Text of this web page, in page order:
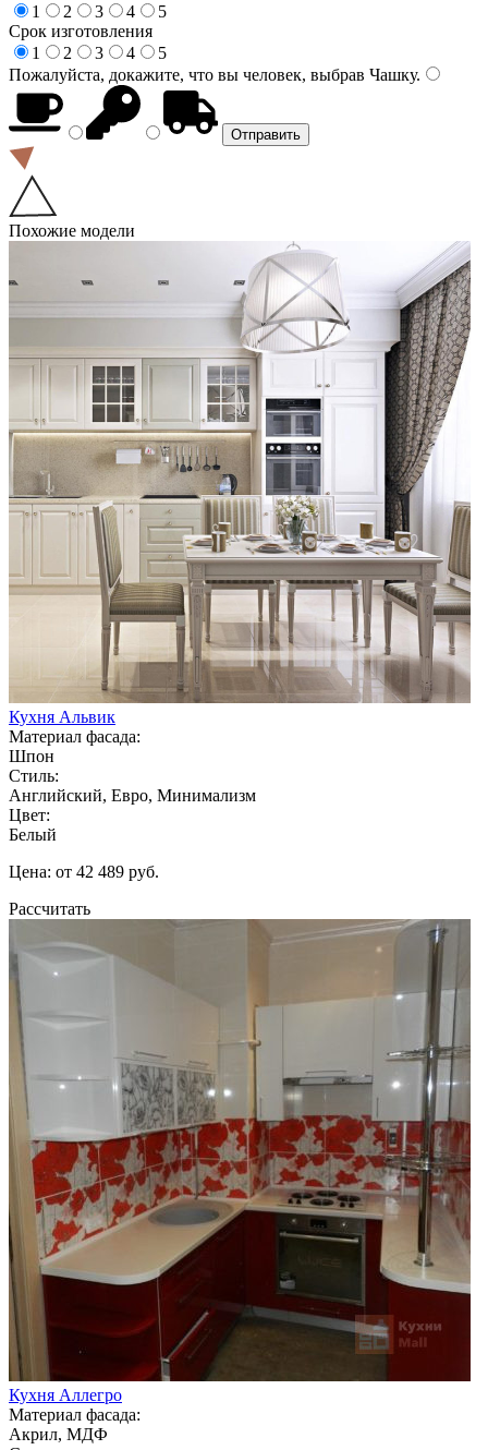
1
2 3 4
5
Срок изготовления
1
2 3 4
5
Пожалуйста, докажите, что вы человек, выбрав Чашку.
Похожие модели
Кухня Альвик
Материал фасада:
Шпон
Стиль:
Английский, Евро, Минимализм
Цвет:
Белый
Цена: от 42 489 руб.
Рассчитать
Кухня Аллегро
Материал фасада:
Акрил, МДФ